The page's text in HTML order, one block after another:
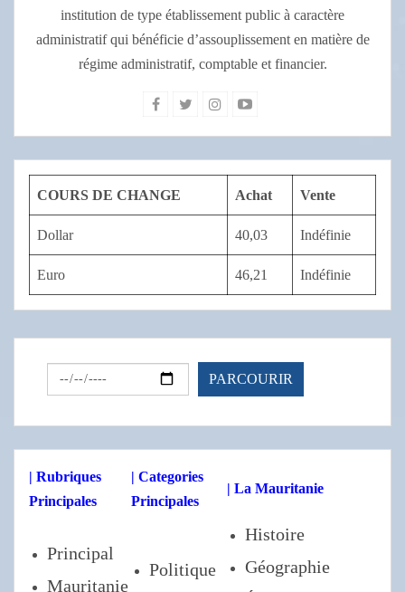
institution de type établissement public à caractère
administratif qui bénéficie d’assouplissement en matière de
régime administratif, comptable et financier.
COURS DE CHANGE Achat Vente
Dollar 40,03 Indéfinie
Euro 46,21 Indéfinie
| Rubriques
Principales
| Categories
Principales
| La Mauritanie
Principal
Mauritanie
Politique
Histoire
Géographie